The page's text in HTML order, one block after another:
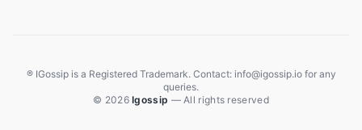
® IGossip is a Registered Trademark. Contact: info@igossip.io for any
queries.
© 2026Igossip — All rights reserved